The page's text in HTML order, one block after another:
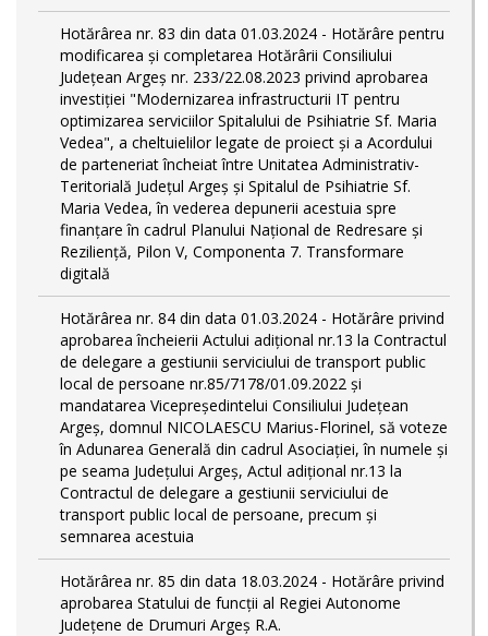
Hotărârea nr. 83 din data 01.03.2024 - Hotărâre pentru
modificarea și completarea Hotărârii Consiliului
Județean Argeș nr. 233/22.08.2023 privind aprobarea
investiției "Modernizarea infrastructurii IT pentru
optimizarea serviciilor Spitalului de Psihiatrie Sf. Maria
Vedea", a cheltuielilor legate de proiect și a Acordului
de parteneriat încheiat între Unitatea Administrativ-
Teritorială Județul Argeș și Spitalul de Psihiatrie Sf.
Maria Vedea, în vederea depunerii acestuia spre
finanțare în cadrul Planului Național de Redresare și
Reziliență, Pilon V, Componenta 7. Transformare
digitală
Hotărârea nr. 84 din data 01.03.2024 - Hotărâre privind
aprobarea încheierii Actului adițional nr.13 la Contractul
de delegare a gestiunii serviciului de transport public
local de persoane nr.85/7178/01.09.2022 și
mandatarea Vicepreședintelui Consiliului Județean
Argeș, domnul NICOLAESCU Marius-Florinel, să voteze
în Adunarea Generală din cadrul Asociației, în numele și
pe seama Județului Argeș, Actul adițional nr.13 la
Contractul de delegare a gestiunii serviciului de
transport public local de persoane, precum și
semnarea acestuia
Hotărârea nr. 85 din data 18.03.2024 - Hotărâre privind
aprobarea Statului de funcţii al Regiei Autonome
Județene de Drumuri Argeș R.A.